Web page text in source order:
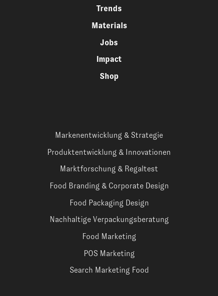
Trends
Materials
Jobs
Impact
Shop
Markenentwicklung & Strategie
Produktentwicklung & Innovationen
Marktforschung & Regaltest
Food Branding & Corporate Design
Food Packaging Design
Nachhaltige Verpackungsberatung
Food Marketing
POS Marketing
Search Marketing Food